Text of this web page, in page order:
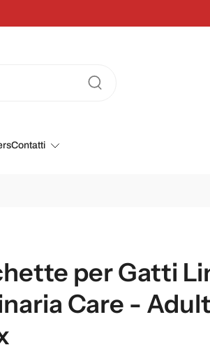
Contatti
per Gatti
Care -